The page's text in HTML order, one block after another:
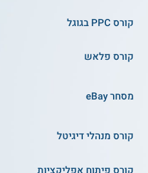
קורס PPC בגוגל
קורס פלאש
מסחר eBay
קורס מנהלי דיגיטל
קורס פיתוח אפליקציות